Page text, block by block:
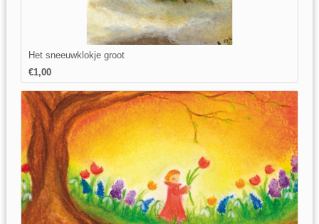
Het sneeuwklokje groot
€1,00